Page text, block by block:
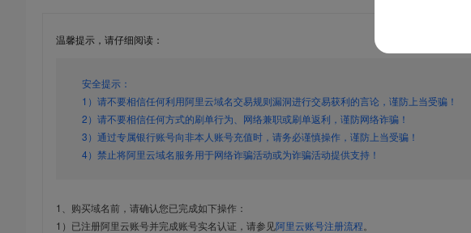
温馨提示，请仔细阅读：
安全提示：
1）请不要相信任何利用阿里云域名交易规则漏洞进行交易获利的言论，谨防上当受骗！
2）请不要相信任何方式的刷单行为、网络兼职或刷单返利，谨防网络诈骗！
3）通过专属银行账号向非本人账号充值时，请务必谨慎操作，谨防上当受骗！
4）禁止将阿里云域名服务用于网络诈骗活动或为诈骗活动提供支持！
1、购买域名前，请确认您已完成如下操作：
1）已注册阿里云账号并完成账号实名认证，请参见阿里云账号注册流程